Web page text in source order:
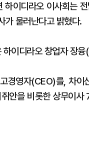
이디라오 이사회는
물러난다고 밝혔다.
이디라오 창업자 장
경영자(CEO)를, 차
안을 비롯한 상무이